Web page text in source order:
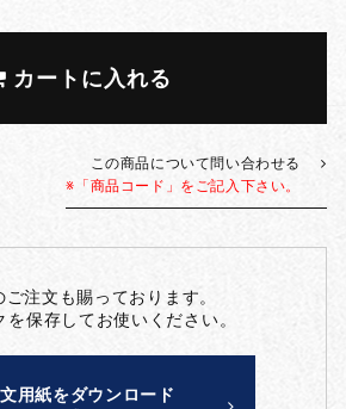
カートに入れる
この商品について問い合わせる
※「商品コード」をご記入下さい。
ご注文も賜っております。
を保存してお使いください。
用紙をダウンロード